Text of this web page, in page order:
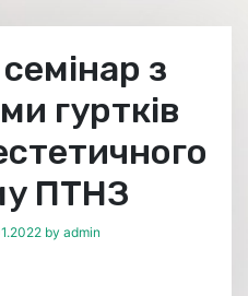
з
гуртків
ПТНЗ
by admin